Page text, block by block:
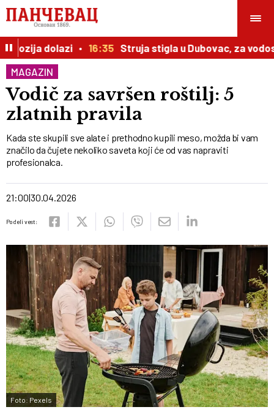
dolazi 16:35 Struja stigla u Dubovac, za
MAGAZIN
Vodič za savršen roštilj: 5
zlatnih pravila
Kada ste skupili sve alate i prethodno kupili meso, možda bi vam
značilo da čujete nekoliko saveta koji će od vas napraviti
profesionalca.
21:00 30.04.2026
Podeli vest:
Foto: Pexels